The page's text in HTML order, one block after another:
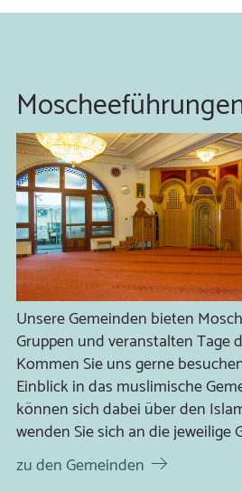
Unsere Gemeinden bieten
Gruppen und veranstalten Tage
Kommen Sie uns gerne
Einblick in das muslimische
können sich dabei über den
wenden Sie sich an die jeweilige
zu den Gemeinden